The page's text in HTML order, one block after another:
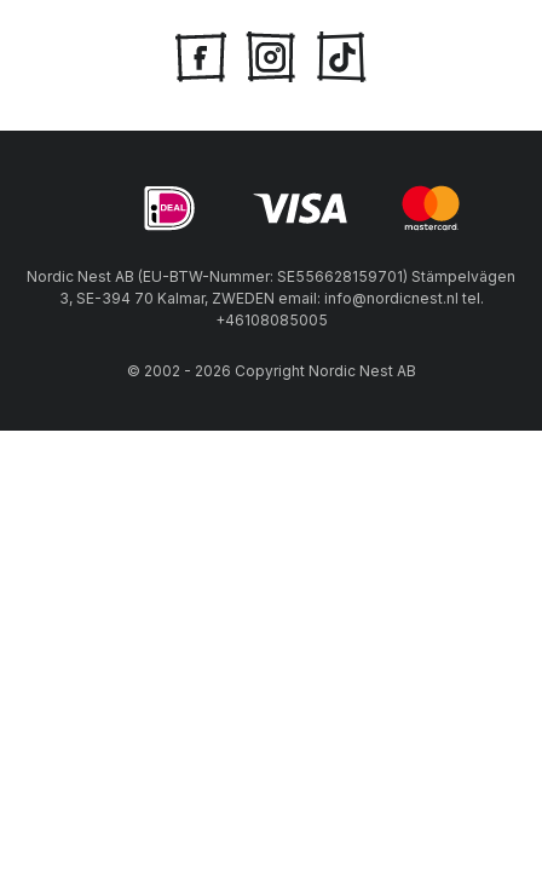
Nordic Nest AB (EU-BTW-Nummer: SE556628159701) Stämpelvägen
3, SE-394 70 Kalmar, ZWEDEN email: info@nordicnest.nl tel.
+46108085005
© 2002 - 2026 Copyright Nordic Nest AB